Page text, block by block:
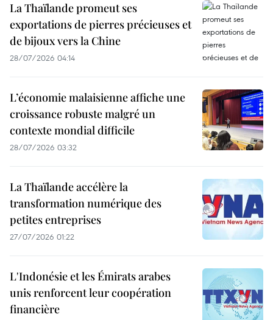
La Thaïlande promeut ses
exportations de pierres précieuses et
de bijoux vers la Chine
28/07/2026 04:14
L’économie malaisienne affiche une
croissance robuste malgré un
contexte mondial difficile
28/07/2026 03:32
La Thaïlande accélère la
transformation numérique des
petites entreprises
27/07/2026 01:22
L'Indonésie et les Émirats arabes
unis renforcent leur coopération
financière